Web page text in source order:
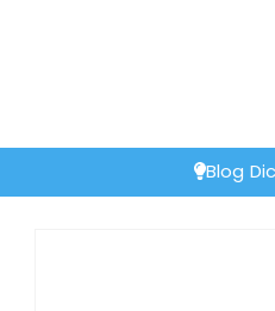
Blog